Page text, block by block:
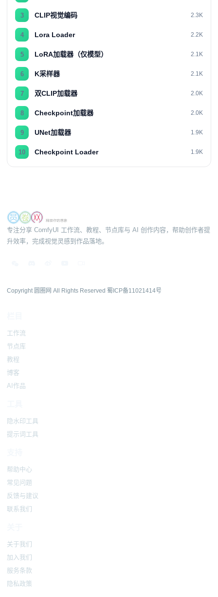
3 CLIP视觉编码 2.3K
4 Lora Loader 2.2K
5 LoRA加载器（仅模型） 2.1K
6 K采样器 2.1K
7 双CLIP加载器 2.0K
8 Checkpoint加载器 2.0K
9 UNet加载器 1.9K
10 Checkpoint Loader 1.9K
专注分享 ComfyUI 工作流、教程、节点库与 AI 创作内容，帮助创作者提
升效率，完成视觉灵感到作品落地。
Copyright 圆圈网 All Rights Reserved 蜀ICP备11021414号
工作流
节点库
教程
博客
AI作品
隐水印工具
提示词工具
帮助中心
常见问题
反馈与建议
联系我们
关于我们
加入我们
服务条款
隐私政策